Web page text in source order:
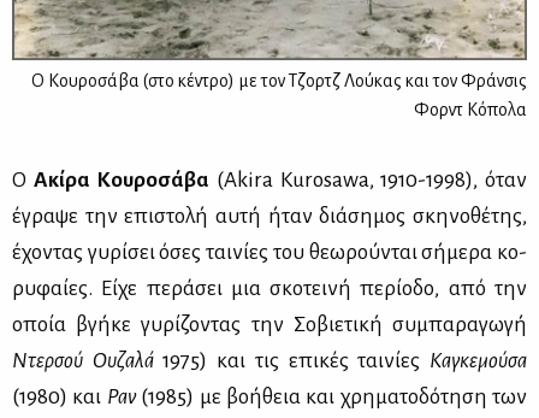
Ο Κουροσάβα (στο κέντρο) με τον Τζορτζ Λούκας και τον Φράνσις
Φορντ Κόπολα
Ο Ακί­ρα Κου­ρο­σά­βα (Akira Kurosawa, 1910-1998), όταν
έγρα­ψε την επι­στο­λή αυ­τή ήταν διά­ση­μος σκη­νο­θέ­της,
έχο­ντας γυ­ρί­σει όσες ται­νί­ες του θε­ω­ρού­νται σή­με­ρα κο­
ρυ­φαί­ες. Εί­χε πε­ρά­σει μια σκο­τει­νή πε­ρί­ο­δο, από την
οποία βγή­κε γυ­ρί­ζο­ντας την Σο­βιε­τι­κή συ­μπα­ρα­γω­γή
Ντερ­σού Ου­ζα­λά1975) και τις επι­κές ται­νί­ες Κα­γκε­μού­σα
(1980) και Ραν(1985) με βο­ή­θεια και χρη­μα­το­δό­τη­ση των